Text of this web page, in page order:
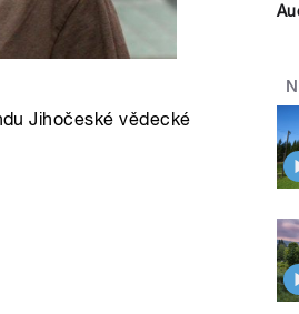
Jihočeské vědecké